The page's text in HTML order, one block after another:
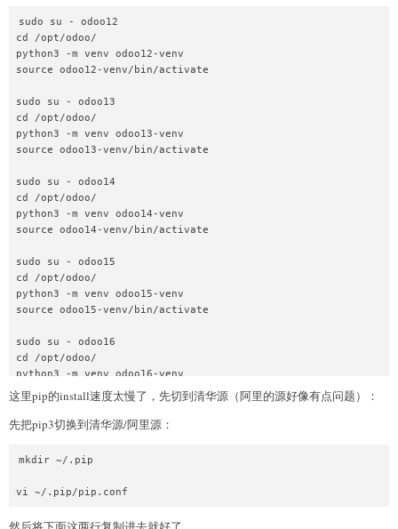
sudo su - odoo12
cd /opt/odoo/
python3 -m venv odoo12-venv
source odoo12-venv/bin/activate
sudo su - odoo13
cd /opt/odoo/
python3 -m venv odoo13-venv
source odoo13-venv/bin/activate
sudo su - odoo14
cd /opt/odoo/
python3 -m venv odoo14-venv
source odoo14-venv/bin/activate
sudo su - odoo15
cd /opt/odoo/
python3 -m venv odoo15-venv
source odoo15-venv/bin/activate
sudo su - odoo16
cd /opt/odoo/
python3 -m venv odoo16-venv
source odoo16-venv/bin/activate
sudo su - odoo17
python3 -m venv odoo17-venv
这里pip的install速度太慢了，先切到清华源（阿里的源好像有点问题）：
先把pip3切换到清华源/阿里源：
mkdir ~/.pip